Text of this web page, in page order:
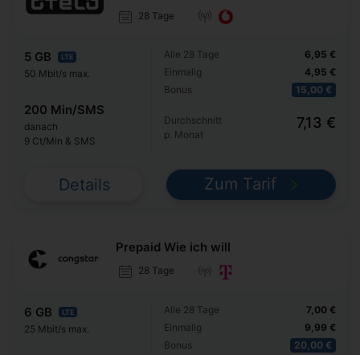
28 Tage
5 GB LTE
50 Mbit/s max.
200 Min/SMS
danach
9 Ct/Min & SMS
Alle 28 Tage
Einmalig
Bonus
6,95 €
4,95 €
15,00 €
Durchschnitt
p. Monat
7,13 €
Details Zum Tarif
Prepaid Wie ich will
28 Tage
6 GB LTE
25 Mbit/s max.
Alle 28 Tage
Einmalig
Bonus
7,00 €
9,99 €
20,00 €